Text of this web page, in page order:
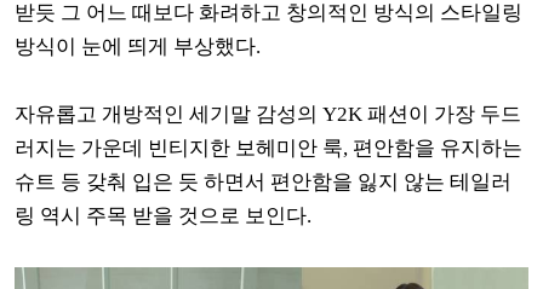
받듯 그 어느 때보다 화려하고 창의적인 방식의 스타일링
방식이 눈에 띄게 부상했다.
자유롭고 개방적인 세기말 감성의 Y2K 패션이 가장 두드
러지는 가운데 빈티지한 보헤미안 룩, 편안함을 유지하는
슈트 등 갖춰 입은 듯 하면서 편안함을 잃지 않는 테일러
링 역시 주목 받을 것으로 보인다.